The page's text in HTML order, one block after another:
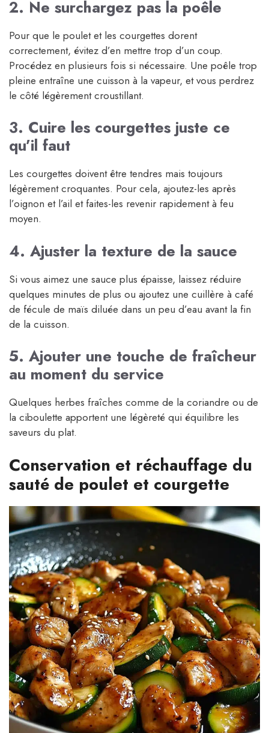
2. Ne surchargez pas la poêle
Pour que le poulet et les courgettes dorent
correctement, évitez d’en mettre trop d’un coup.
Procédez en plusieurs fois si nécessaire. Une poêle trop
pleine entraîne une cuisson à la vapeur, et vous perdrez
le côté légèrement croustillant.
3. Cuire les courgettes juste ce
qu’il faut
Les courgettes doivent être tendres mais toujours
légèrement croquantes. Pour cela, ajoutez-les après
l’oignon et l’ail et faites-les revenir rapidement à feu
moyen.
4. Ajuster la texture de la sauce
Si vous aimez une sauce plus épaisse, laissez réduire
quelques minutes de plus ou ajoutez une cuillère à café
de fécule de maïs diluée dans un peu d’eau avant la fin
de la cuisson.
5. Ajouter une touche de fraîcheur
au moment du service
Quelques herbes fraîches comme de la coriandre ou de
la ciboulette apportent une légèreté qui équilibre les
saveurs du plat.
Conservation et réchauffage du
sauté de poulet et courgette